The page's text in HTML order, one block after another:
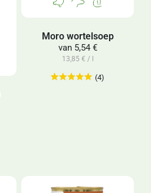
Moro wortelsoep
van5,54 €
13,85 € / l
(4)